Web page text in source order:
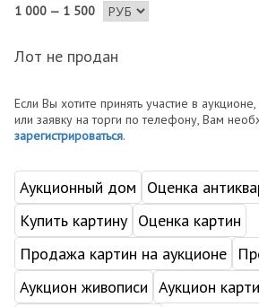
1 000 — 1 500
Лот не продан
Если Вы хотите принять участие в
или заявку на торги по телефону, Вам
зарегистрироваться.
Аукционный дом
Оценка
Купить картину Оценка картин
Продажа картин на аукционе
Аукцион живописи Аукцион